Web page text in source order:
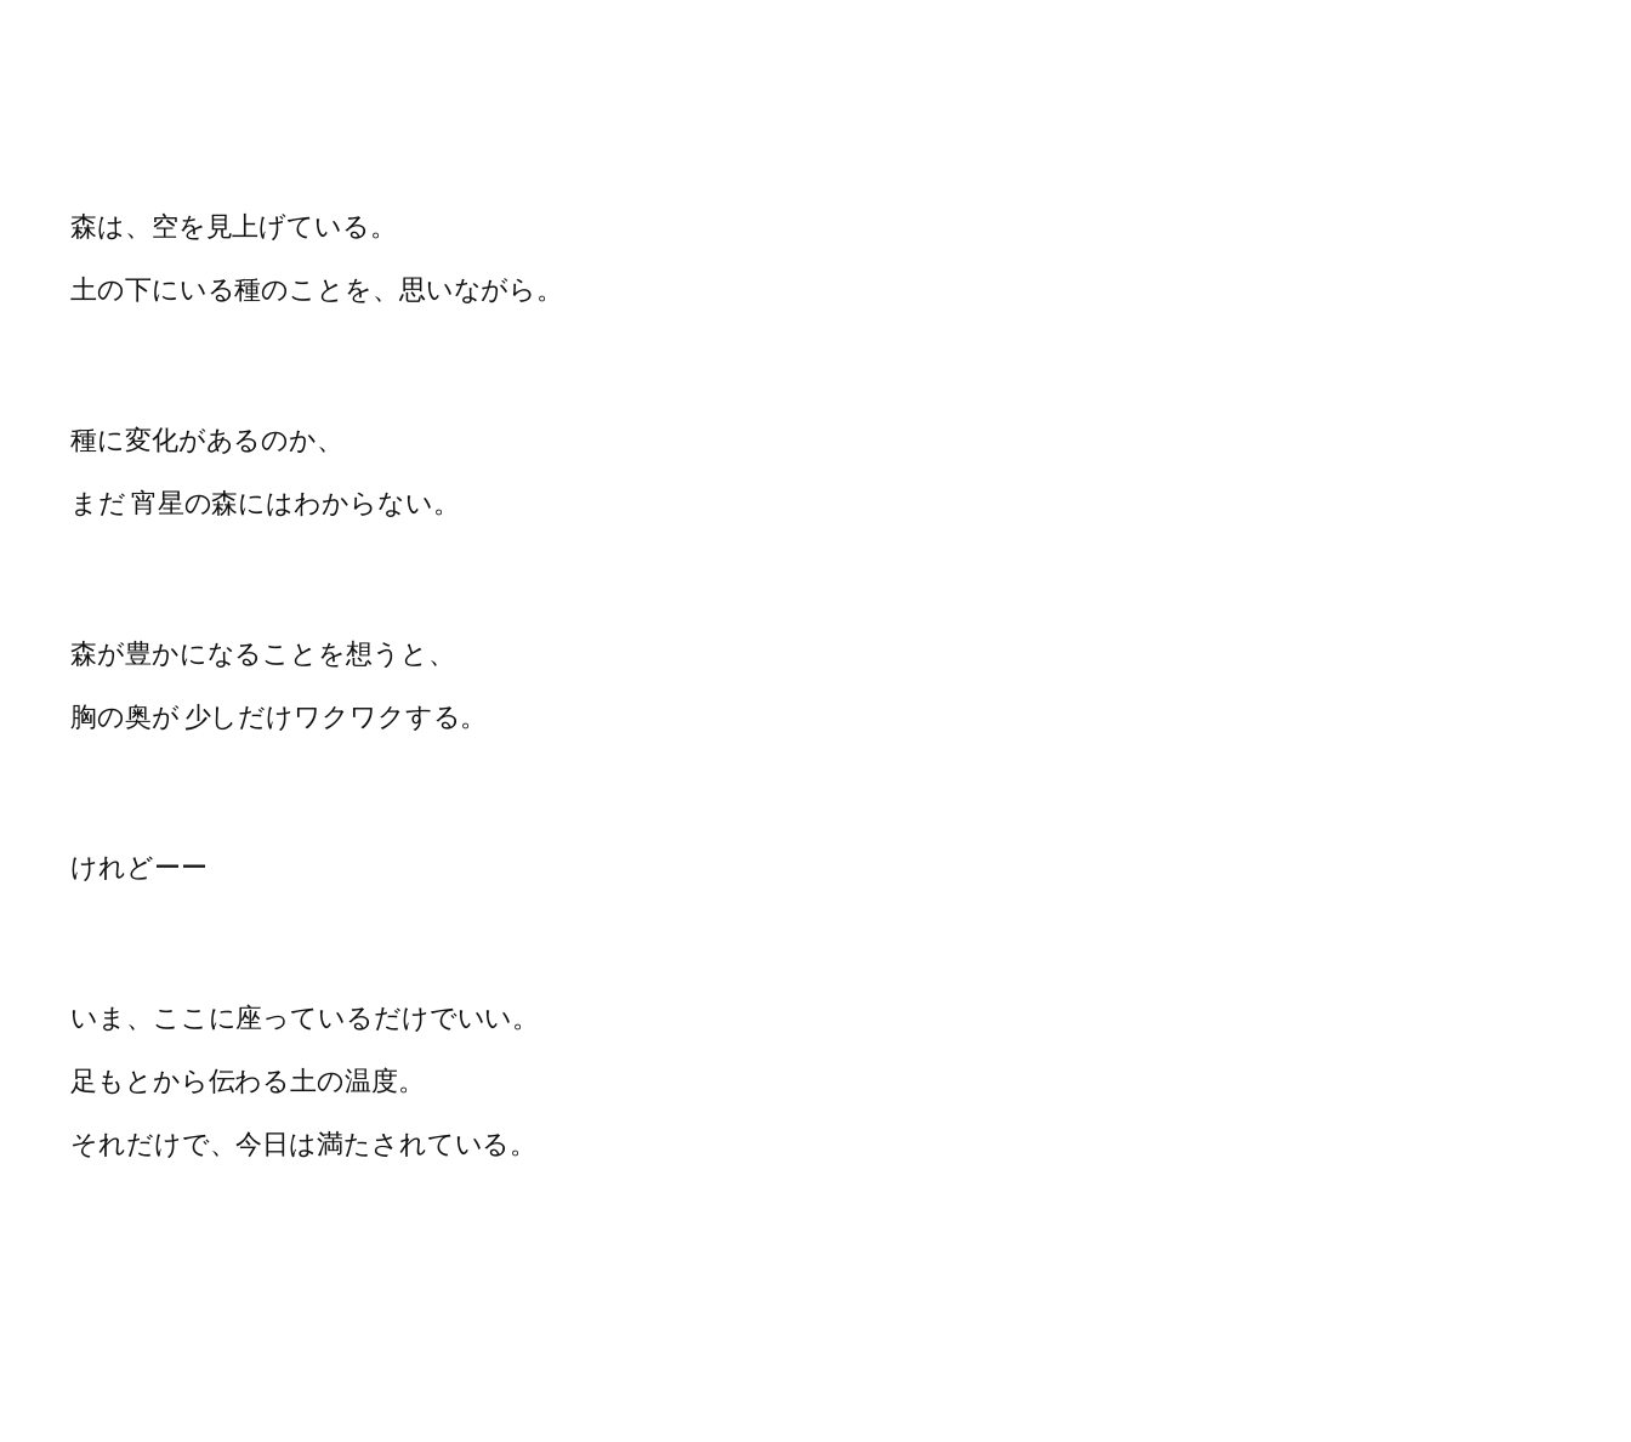
森は、空を見上げている。
土の下にいる種のことを、思いながら。
種に変化があるのか、
まだ 宵星の森にはわからない。
森が豊かになることを想うと、
胸の奥が 少しだけワクワクする。
けれどーー
いま、ここに座っているだけでいい。
足もとから伝わる土の温度。
それだけで、今日は満たされている。